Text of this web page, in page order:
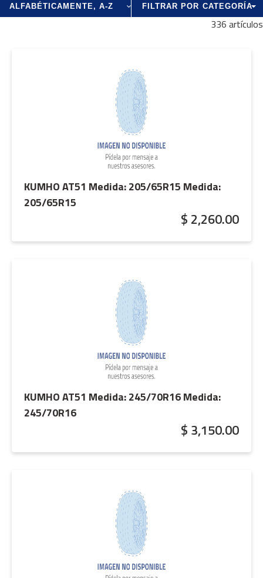
FILTRAR POR CATEGORÍA
336 artículos
KUMHO AT51 Medida: 205/65R15 Medida:
205/65R15
$ 2,260.00
KUMHO AT51 Medida: 245/70R16Medida:
245/70R16
$ 3,150.00